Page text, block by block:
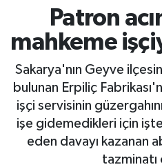
Patron
mahkeme
Sakarya'nın Geyve
bulunan Erpiliç
işçi servisinin
işe gidemedikleri için
eden davayı kazanan
Borsa Haberleri
İş Dünyası
Lojistik
Otovitrin
Asayiş
Süper Lig Puan
Tüm Manşetler
Son Dakika Haberleri
Haber Arşivi